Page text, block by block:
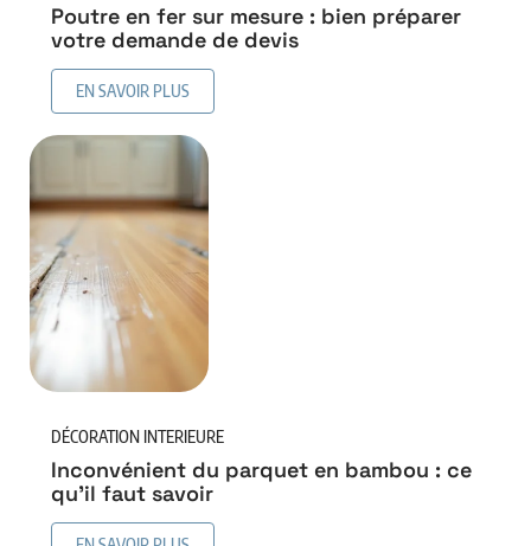
Poutre en fer sur mesure : bien préparer
votre demande de devis
EN SAVOIR PLUS
DÉCORATION INTERIEURE
Inconvénient du parquet en bambou : ce
qu’il faut savoir